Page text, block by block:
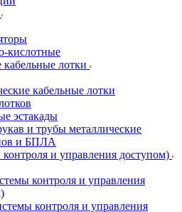
кислотные
лотки
кабельные лотки
эстакады
и трубы металлические
и БПЛА
и управления доступом)
контроля и управления
контроля и управления